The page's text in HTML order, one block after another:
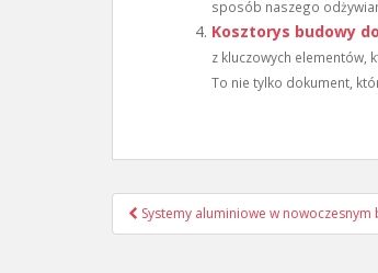
sposób naszego
Kosztorys budowy
z kluczowych elementów,
To nie tylko dokument,
Nawigacja
wpisu
Systemy aluminiowe w